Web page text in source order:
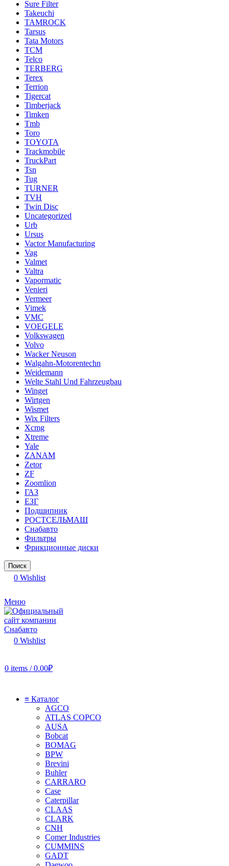
Sure Filter
Takeuchi
TAMROCK
Tarsus
Tata Motors
TCM
Telco
TERBERG
Terex
Terrion
Tigercat
Timberjack
Timken
Tmb
Toro
TOYOTA
Trackmobile
TruckPart
Tsn
Tug
TURNER
TVH
Twin Disc
Uncategorized
Urb
Ursus
Vactor Manufacturing
Vag
Valmet
Valtra
Vapormatic
Venieri
Vermeer
Vimek
VMC
VOEGELE
Volkswagen
Volvo
Wacker Neuson
Walgahn-Motorentechn
Weidemann
Welte Stahl Und Fahrzeugbau
Winget
Wirtgen
Wismet
Wix Filters
Xcmg
Xtreme
Yale
ZANAM
Zetor
ZF
Zoomlion
ГАЗ
ЕЗГ
Подшипник
РОСТСЕЛЬМАШ
Снабавто
Фильтры
Фрикционные диски
Поиск
0 Wishlist
Меню
0 Wishlist
0 items / 0.00₽
≡ Каталог
AGCO
ATLAS COPCO
AUSA
Bobcat
BOMAG
BPW
Brevini
Buhler
CARRARO
Case
Caterpillar
CLAAS
CLARK
CNH
Comer Industries
CUMMINS
GADT